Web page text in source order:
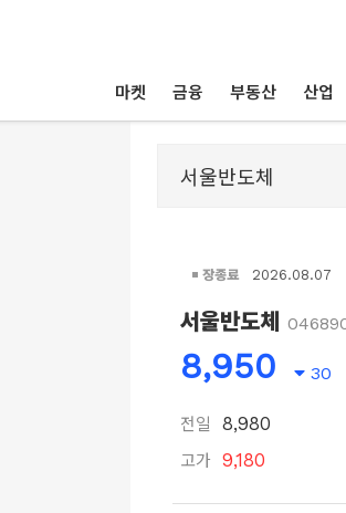
마켓 금융 부동산 산업
장종료 2026.08.07
서울반도체
8,950 30
전일 8,980
고가 9,180